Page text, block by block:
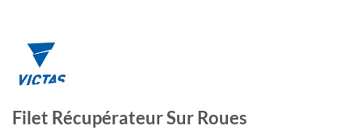
Filet Récupérateur Sur Roues